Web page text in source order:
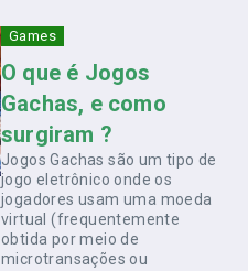
Games
O que é Jogos
Gachas, e como
surgiram ?
Jogos Gachas são um tipo de
jogo eletrônico onde os
jogadores usam uma moeda
virtual (frequentemente
obtida por meio de
microtransações ou